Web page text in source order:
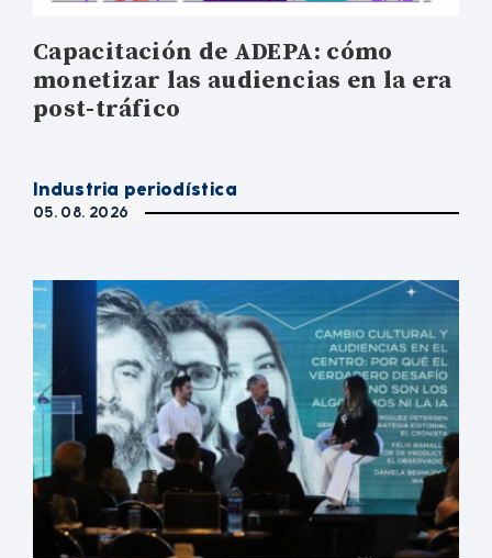
Capacitación de ADEPA: cómo
monetizar las audiencias en la era
post-tráfico
Industria periodística
05. 08. 2026